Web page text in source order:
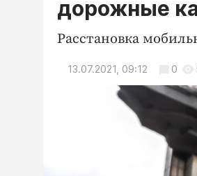
дорожные
Расстановка
13.07.2021, 09:12 0